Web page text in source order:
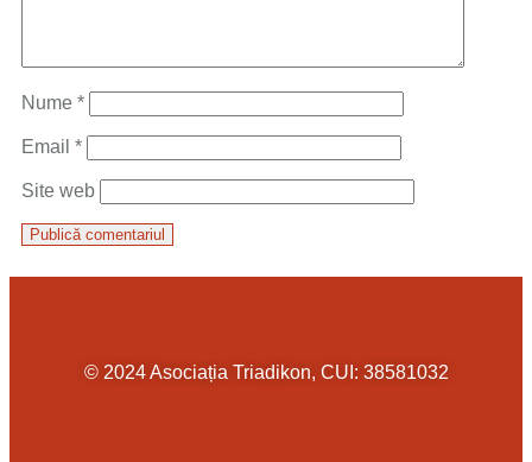
Nume *
Email *
Site web
© 2024 Asociația Triadikon, CUI: 38581032